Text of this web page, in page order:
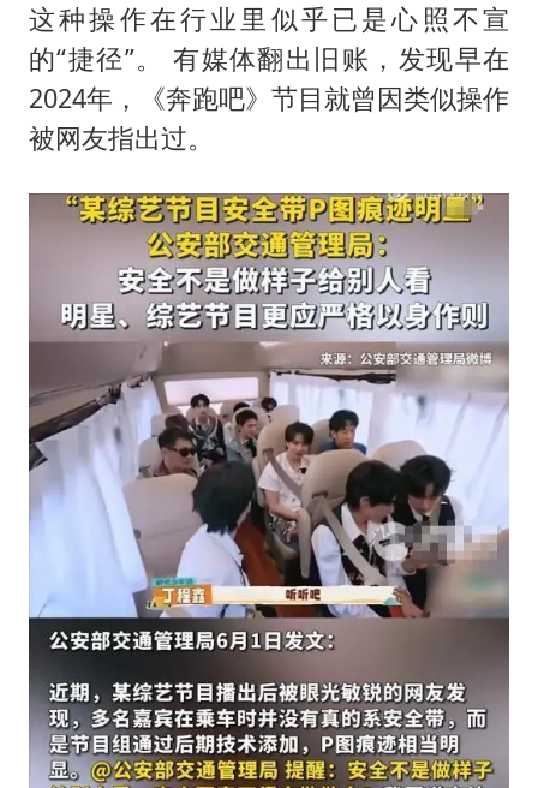
这种操作在行业里似乎已是心照不宣
的“捷径”。 有媒体翻出旧账，发现早在
2024年，《奔跑吧》节目就曾因类似操作
被网友指出过。